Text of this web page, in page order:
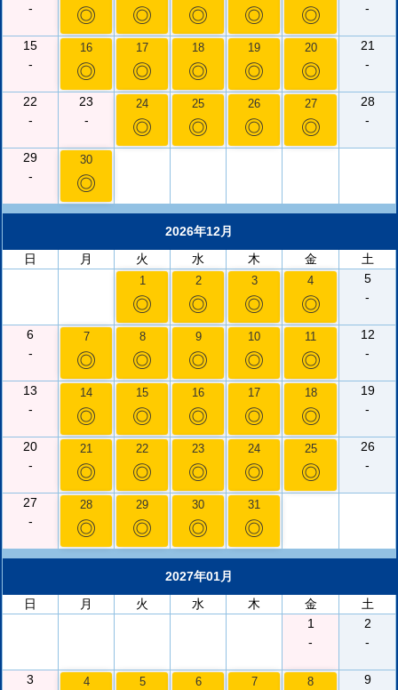
-
◎ ◎ ◎ ◎ ◎
-
15
-
16
◎
17
◎
18
◎
19
◎
20
◎
21
-
22
-
23
-
24
◎
25
◎
26
◎
27
◎
28
-
29
-
30
◎
2026年12月
日
月 火 水 木 金 土
1
◎
2
◎
3
◎
4
◎
5
-
6
-
7
◎
8
◎
9
◎
10
◎
11
◎
12
-
13
-
14
◎
15
◎
16
◎
17
◎
18
◎
19
-
20
-
21
◎
22
◎
23
◎
24
◎
25
◎
26
-
27
-
28
◎
29
◎
30
◎
31
◎
2027年01月
日
月 火 水 木 金
土
1
-
2
-
3
4 5 6 7 8
9